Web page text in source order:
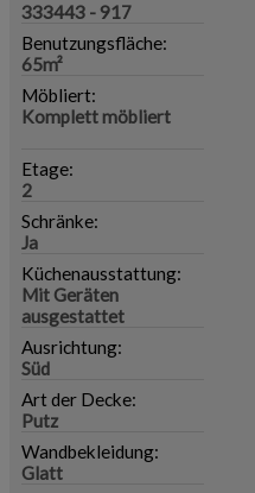
333443 - 917
Benutzungsfläche:
65m²
Möbliert:
Komplett möbliert
Etage:
2
Schränke:
Ja
Küchenausstattung:
Mit Geräten
ausgestattet
Ausrichtung:
Süd
Art der Decke:
Putz
Wandbekleidung:
Glatt